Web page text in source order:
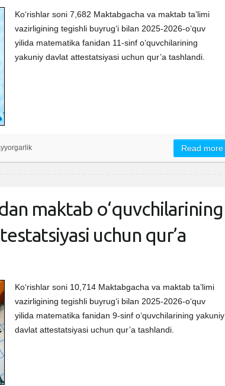
Ko‘rishlar soni 7,682 Maktabgacha va maktab taʼlimi
vazirligining tegishli buyrugʻi bilan 2025-2026-oʻquv
yilida matematika fanidan 11-sinf o‘quvchilarining
yakuniy davlat attestatsiyasi uchun qur’a tashlandi.
Read more
maktab o‘quvchilarining
uchun qur’a
Ko‘rishlar soni 10,714 Maktabgacha va maktab taʼlimi
vazirligining tegishli buyrugʻi bilan 2025-2026-oʻquv
yilida matematika fanidan 9-sinf o‘quvchilarining yakuniy
davlat attestatsiyasi uchun qur’a tashlandi.